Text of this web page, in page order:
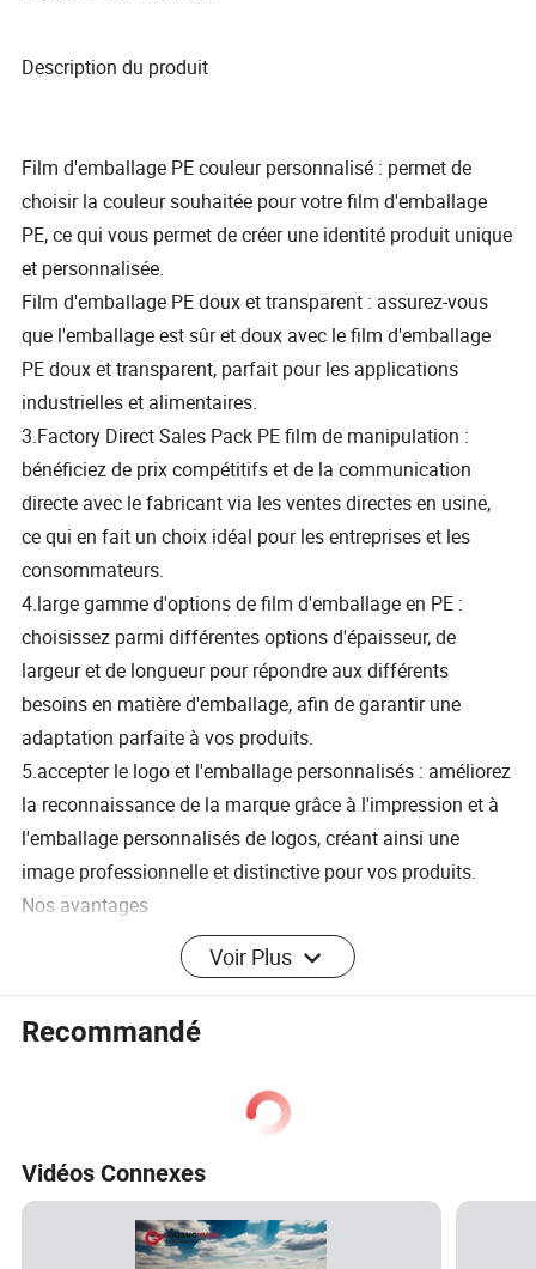
Description du produit
Film d'emballage PE couleur personnalisé : permet de
choisir la couleur souhaitée pour votre film d'emballage
PE, ce qui vous permet de créer une identité produit unique
et personnalisée.
Film d'emballage PE doux et transparent : assurez-vous
que l'emballage est sûr et doux avec le film d'emballage
PE doux et transparent, parfait pour les applications
industrielles et alimentaires.
3.Factory Direct Sales Pack PE film de manipulation :
bénéficiez de prix compétitifs et de la communication
directe avec le fabricant via les ventes directes en usine,
ce qui en fait un choix idéal pour les entreprises et les
consommateurs.
4.large gamme d'options de film d'emballage en PE :
choisissez parmi différentes options d'épaisseur, de
largeur et de longueur pour répondre aux différents
besoins en matière d'emballage, afin de garantir une
adaptation parfaite à vos produits.
5.accepter le logo et l'emballage personnalisés : améliorez
la reconnaissance de la marque grâce à l'impression et à
l'emballage personnalisés de logos, créant ainsi une
image professionnelle et distinctive pour vos produits.
Nos avantages
Impression du logo
Accepter le logo personnalisé
Matériau
Voir Plus
Recommandé
Vidéos Connexes